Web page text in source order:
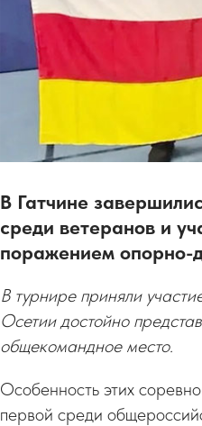
В Гатчине
среди ветеранов и
поражением опорно-
В турнире приняли
Осетии достойно
общекомандное место.
Особенность этих
первой среди